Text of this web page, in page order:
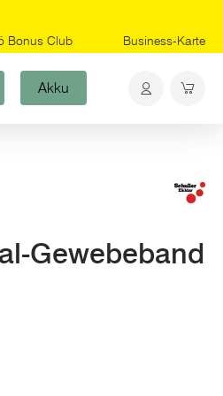
Bonus Club Business-Karte
Akku
Gewebeband